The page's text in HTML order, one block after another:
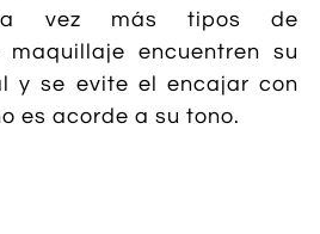
vez más tipos de
maquillaje encuentren su
y se evite el encajar con
es acorde a su tono.